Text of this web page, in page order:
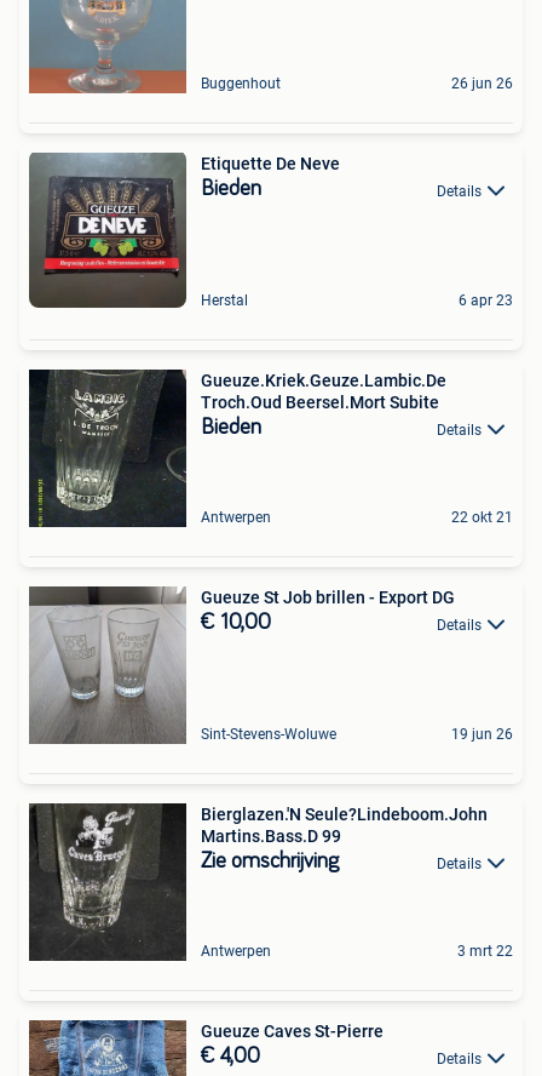
Buggenhout 26 jun 26
Etiquette De Neve
Bieden Details
Herstal 6 apr 23
Gueuze.Kriek.Geuze.Lambic.De
Troch.Oud Beersel.Mort Subite
Bieden Details
Antwerpen 22 okt 21
Gueuze St Job brillen - Export DG
€ 10,00 Details
Sint-Stevens-Woluwe 19 jun 26
Bierglazen.'N Seule?Lindeboom.John
Martins.Bass.D 99
Zie omschrijving Details
Antwerpen 3 mrt 22
Gueuze Caves St-Pierre
€ 4,00 Details